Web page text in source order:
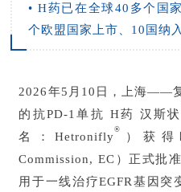
• H药已在全球40多个国
个欧盟国家上市、10国纳
2026年5月10日，上海——
的抗PD-1单抗 H药 汉斯状
名：Hetronifly
®
）获得
Commission, EC）正式批
用于一线治疗EGFR基因突